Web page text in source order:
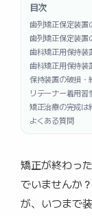
目次
歯列矯正保定装置
歯列矯正保定装置
歯科矯正用保持装
歯科矯正用保持装
保持装置の破損・
リテーナー着用習
矯正治療の完成は
よくある質問
矯正が終わっ
でいませんか
が、いつまで